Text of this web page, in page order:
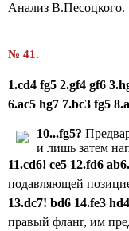
Анализ В.Песоцкого.
№ 41.
1.cd4 fg5 2.gf4 gf6 3.
6.ac5 hg7 7.bc3 fg5
10...fg5?
и лишь затем
11.cd6! ce5 12.fd6 ab6.
подавляющей
13.dc7! bd6 14.fe3 hd
правый фланг, им